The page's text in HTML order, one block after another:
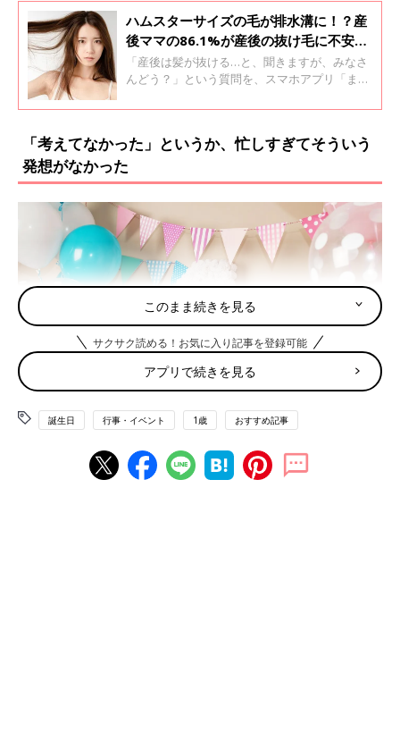
ハムスターサイズの毛が排水溝に！？産
後ママの86.1%が産後の抜け毛に不安を
吐露「もとに戻るの？」
「産後は髪が抜ける…と、聞きますが、みなさ
んどう？」という質問を、スマホアプリ「まい
で聞いてみました。「かなり抜ける」は63％、
マが抜け毛に悩み不安に思っていることがわか
りました。
「考えてなかった」というか、忙しすぎてそういう
発想がなかった
Liudmila_Fadzeyeva/gettyimages
「娘の誕生日をどうしようと考えるばかりで、自分のことは考え
このまま続きを見る
サクサク読める！お気に入り記事を登録可能
アプリで続きを見る
誕生日 行事・イベント 1歳 おすすめ記事